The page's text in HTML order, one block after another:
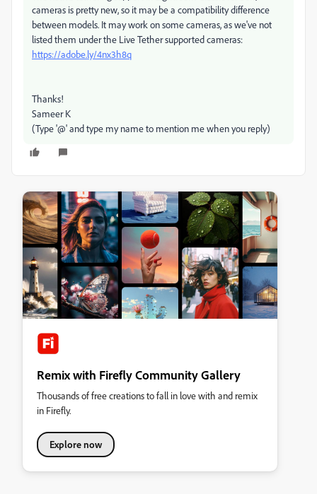
cameras is pretty new, so it may be a compatibility difference
between models. It may work on some cameras, as we've not
listed them under the Live Tether supported cameras:
https://adobe.ly/4nx3h8q
Thanks!
Sameer K
(Type '@' and type my name to mention me when you reply)
Remix with Firefly Community Gallery
Thousands of free creations to fall in love with and remix
in Firefly.
Explore now